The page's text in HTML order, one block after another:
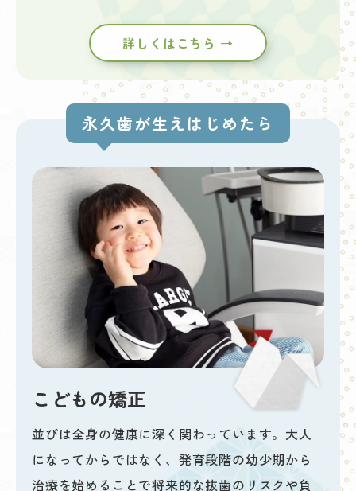
詳しくはこちら →
永久歯が生えはじめたら
こどもの矯正
並びは全身の健康に深く関わっています。大人
になってからではなく、発育段階の幼少期から
治療を始めることで将来的な抜歯のリスクや負